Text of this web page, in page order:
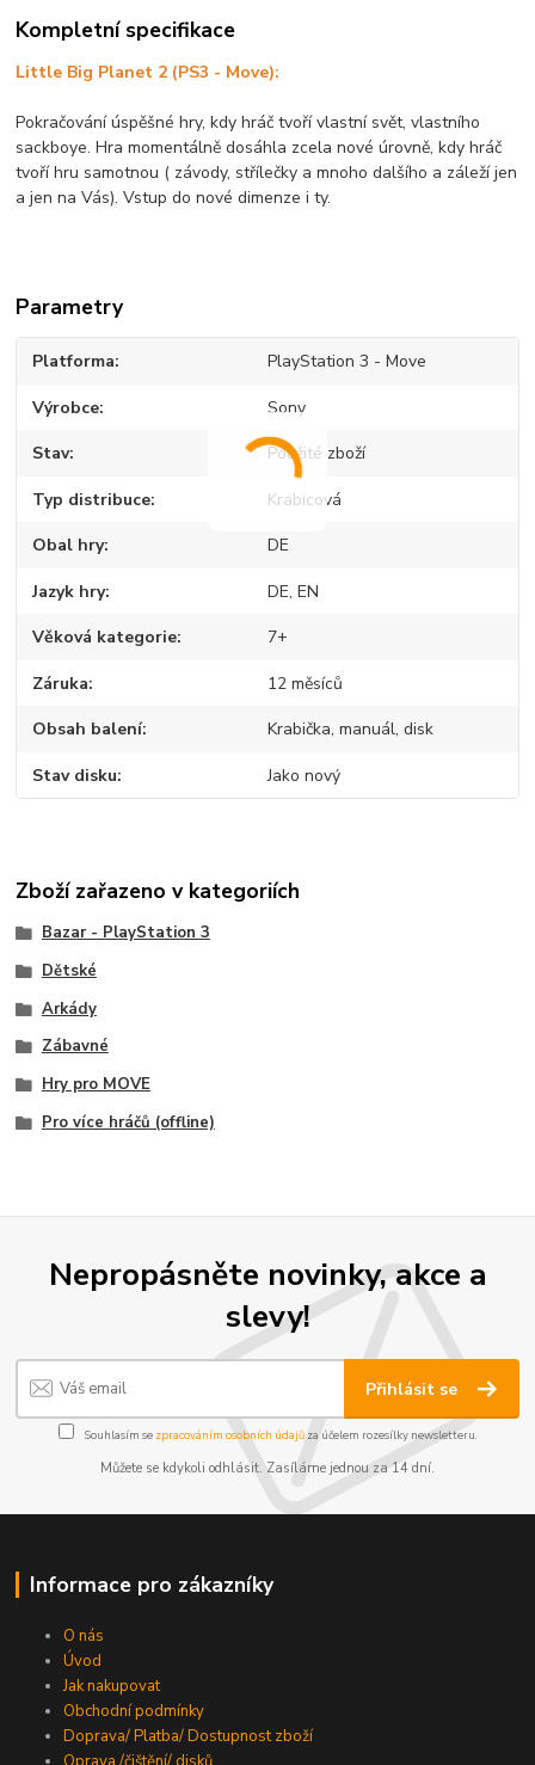
Kompletní specifikace
Little Big Planet 2 (PS3 - Move):
Pokračování úspěšné hry, kdy hráč tvoří vlastní svět, vlastního
sackboye. Hra momentálně dosáhla zcela nové úrovně, kdy hráč
tvoří hru samotnou ( závody, střílečky a mnoho dalšího a záleží jen
a jen na Vás). Vstup do nové dimenze i ty.
Parametry
Platforma PlayStation 3 - Move
Výrobce Sony
Stav Použité zboží
Typ distribuce Krabicová
Obal hry DE
Jazyk hry DE, EN
Věková kategorie 7+
Záruka 12 měsíců
Obsah balení Krabička, manuál, disk
Stav disku Jako nový
Zboží zařazeno v kategoriích
Bazar - PlayStation 3
Dětské
Arkády
Zábavné
Hry pro MOVE
Pro více hráčů (offline)
Nepropásněte novinky, akce a
slevy!
Přihlásit se
Souhlasím se zpracováním osobních údajůza účelem rozesílky newsletteru.
Můžete se kdykoli odhlásit. Zasíláme jednou za 14 dní.
Informace pro zákazníky
O nás
Úvod
Jak nakupovat
Obchodní podmínky
Doprava/ Platba/ Dostupnost zboží